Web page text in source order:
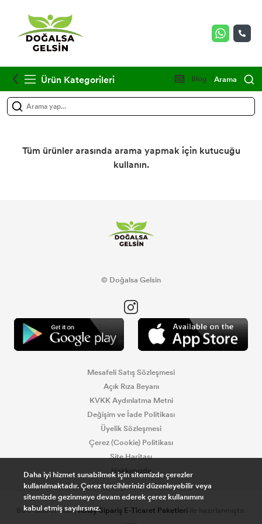
Ürün Kategorileri Blog Arama
Tüm ürünler arasında arama yapmak için kutucuğu
kullanın.
© Doğalsa Gelsin
Mesafeli Satış Sözleşmesi
Açık Rıza Beyanı
KVKK Aydınlatma Metni
Değişim ve İade Politikası
Üyelik Sözleşmesi
Çerez (Cookie) Politikası
Site Haritası
Hakkımızda
Bu e-ticaret sitesiKolay Sipariş E-Ticaret Paketleri
Daha iyi hizmet sunabilmek için sitemizde çerezler
kullanılmaktadır. Çerez tercihlerinizi düzenleyebilir veya
sitemizde gezinmeye devam ederek çerez kullanımını
kabul etmiş sayılırsınız.